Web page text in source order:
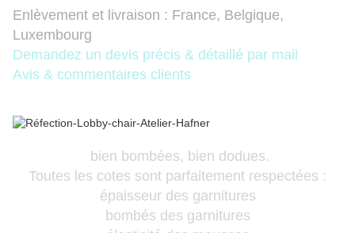
Enlèvement et livraison : France, Belgique,
Luxembourg
Demandez un devis précis & détaillé par mail
Avis & commentaires clients
bien bombées, bien dodues.
Toutes les cotes sont parfaitement respectées :
épaisseur des garnitures
bombés des garnitures